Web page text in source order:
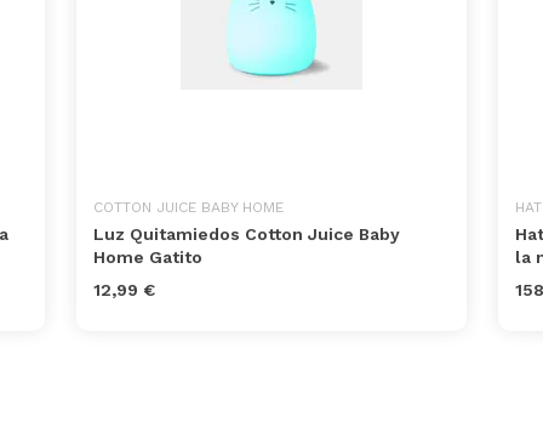
COTTON JUICE BABY HOME
Luz Quitamiedos Cotton Juice Baby
Home Gatito
12,99 €
la